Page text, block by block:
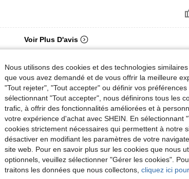
Voir Plus D'avis
Nous utilisons des cookies et des technologies
que vous avez demandé et de vous offrir la meilleure
"Tout rejeter", "Tout accepter" ou définir vos
sélectionnant "Tout accepter", nous définirons tous les
trafic, à offrir des fonctionnalités améliorées et à
votre expérience d'achat avec SHEIN. En sélectionnant
cookies strictement nécessaires qui permettent à notre
désactiver en modifiant les paramètres de votre
site web. Pour en savoir plus sur les cookies que nous
optionnels, veuillez sélectionner "Gérer les cookies".
traitons les données que nous collectons, cliquez ici